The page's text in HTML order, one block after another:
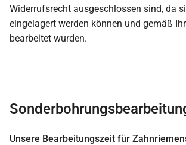
Widerrufsrecht ausgeschlossen sind, da
eingelagert werden können und gemäß
bearbeitet wurden.
Unsere Bearbeitungszeit für